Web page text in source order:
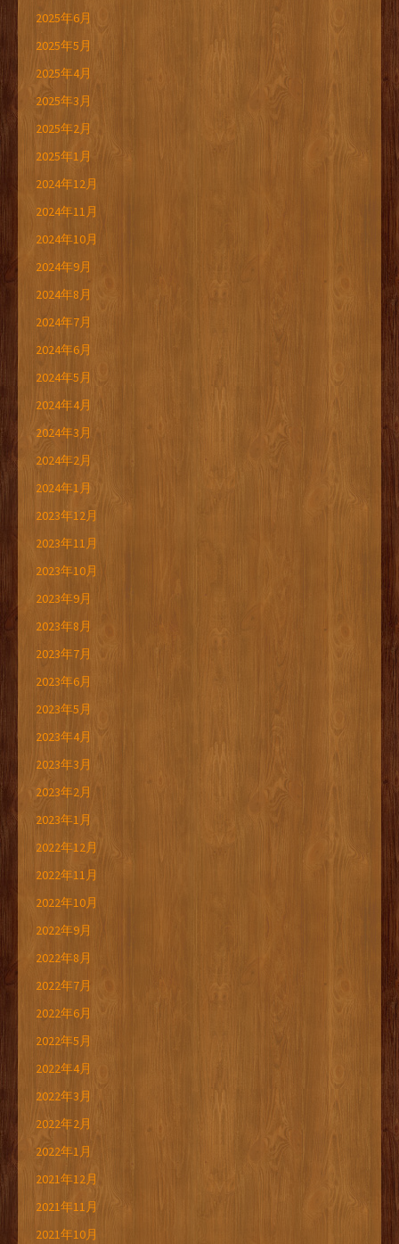
2025年6月
2025年5月
2025年4月
2025年3月
2025年2月
2025年1月
2024年12月
2024年11月
2024年10月
2024年9月
2024年8月
2024年7月
2024年6月
2024年5月
2024年4月
2024年3月
2024年2月
2024年1月
2023年12月
2023年11月
2023年10月
2023年9月
2023年8月
2023年7月
2023年6月
2023年5月
2023年4月
2023年3月
2023年2月
2023年1月
2022年12月
2022年11月
2022年10月
2022年9月
2022年8月
2022年7月
2022年6月
2022年5月
2022年4月
2022年3月
2022年2月
2022年1月
2021年12月
2021年11月
2021年10月